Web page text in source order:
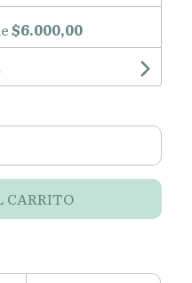
$6.000,00
CARRITO